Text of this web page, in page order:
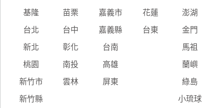
基隆 苗栗 嘉義市 花蓮 澎湖
台北 台中 嘉義縣 台東 金門
新北 彰化 台南 馬祖
桃園 南投 高雄 蘭嶼
新竹市 雲林 屏東 綠島
新竹縣 小琉球